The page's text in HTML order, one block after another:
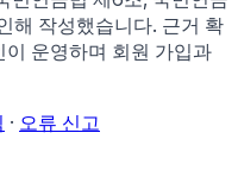
해 작성했습니다. 근거 확
이 운영하며 회원 가입과
· 오류 신고